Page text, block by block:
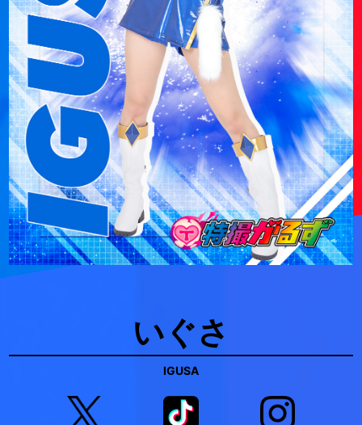
いぐさ
IGUSA